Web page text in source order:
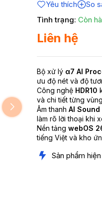
Yêu thích
So
Tình trạng: Còn
Liên hệ
Bộ xử lý α7 AI
ưu độ nét và độ
Công nghệ HDR10
và chi tiết từng
Âm thanh AI
làm rõ lời thoại khi
Nền tảng webOS
tiếng Việt và kho
Sản phẩm